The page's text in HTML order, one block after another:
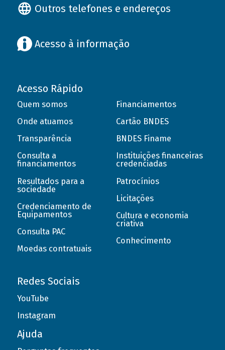
Outros telefones e endereços
Acesso à informação
Acesso Rápido
Quem somos
Onde atuamos
Transparência
Consulta a
financiamentos
Resultados para a
sociedade
Credenciamento de
Equipamentos
Consulta PAC
Moedas contratuais
Financiamentos
Cartão BNDES
BNDES Finame
Instituições financeiras
credenciadas
Patrocínios
Licitações
Cultura e economia
criativa
Conhecimento
Redes Sociais
YouTube
Instagram
Ajuda